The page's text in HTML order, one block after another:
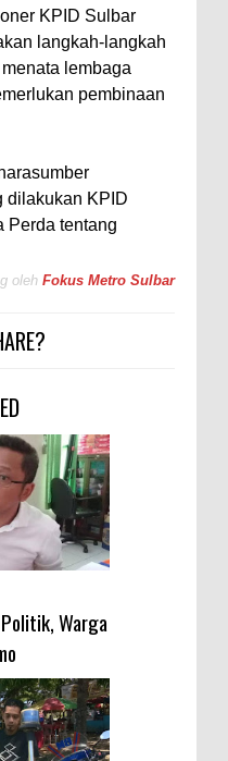
KPID Sulbar
langkah-langkah
lembaga
pembinaan
dilakukan KPID
Perda tentang
oleh Fokus Metro Sulbar
Warga